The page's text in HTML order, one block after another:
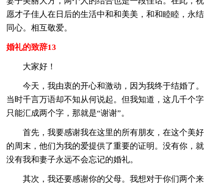
愿才子佳人在日后的生活中和和美美，和和睦睦，永结
同心。相互敬爱。
婚礼的致辞13
大家好！
今天，我由衷的开心和激动，因为我终于结婚了。
当时千言万语却不知从何说起。但我知道，这几千个字
只能汇成两个字，那就是“谢谢”。
首先，我要感谢我在这里的所有朋友，在这个美好
的周末，他们为我的爱提供了重要的证明。没有你，就
没有我和妻子永远不会忘记的婚礼。
其次，我还要感谢你的父母。我想对于你们两个来